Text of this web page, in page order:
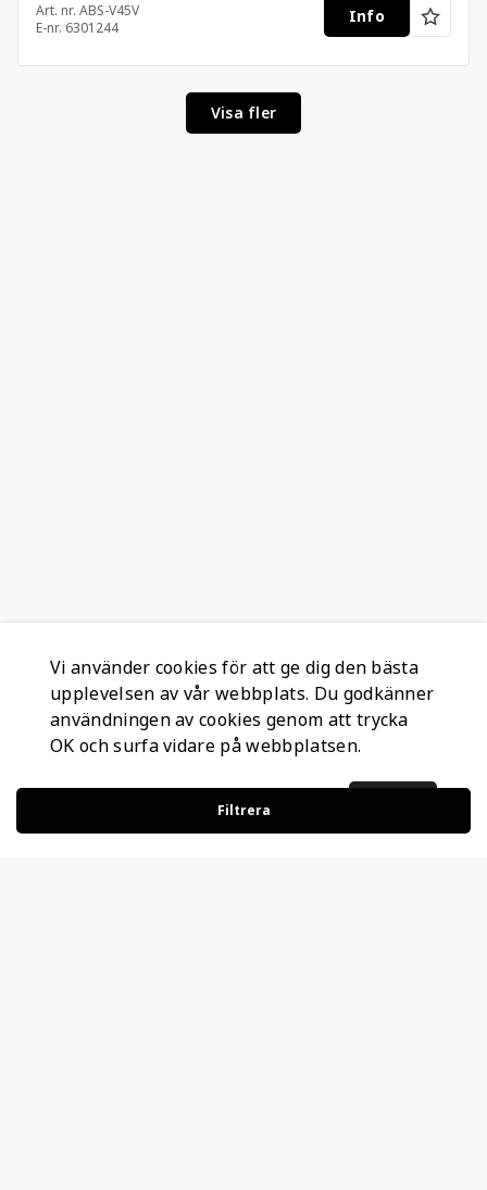
Filtrera
Art. nr. ABS-V45V
E-nr. 6301244
Info
Visa fler
Vi använder cookies för att ge dig den bästa
upplevelsen av vår webbplats. Du godkänner
användningen av cookies genom att trycka
OK och surfa vidare på webbplatsen.